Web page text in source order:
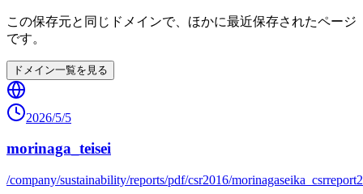
この保存元と同じドメインで、ほかに最近保存されたページ
です。
ドメイン一覧を見る
2026/5/5
morinaga_teisei
/company/sustainability/reports/pdf/csr2016/